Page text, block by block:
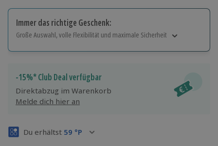
Immer das richtige Geschenk:
Große Auswahl, volle Flexibilität und maximale Sicherheit
Jeder Gutschein für alle Erlebnisse einlösbar.
Maximale Sicherheit
3 Jahre gültig & verlängerbar.
-15%* Club Deal verfügbar
Direktabzug im Warenkorb
Melde dich hier an
Du erhältst 59 °P